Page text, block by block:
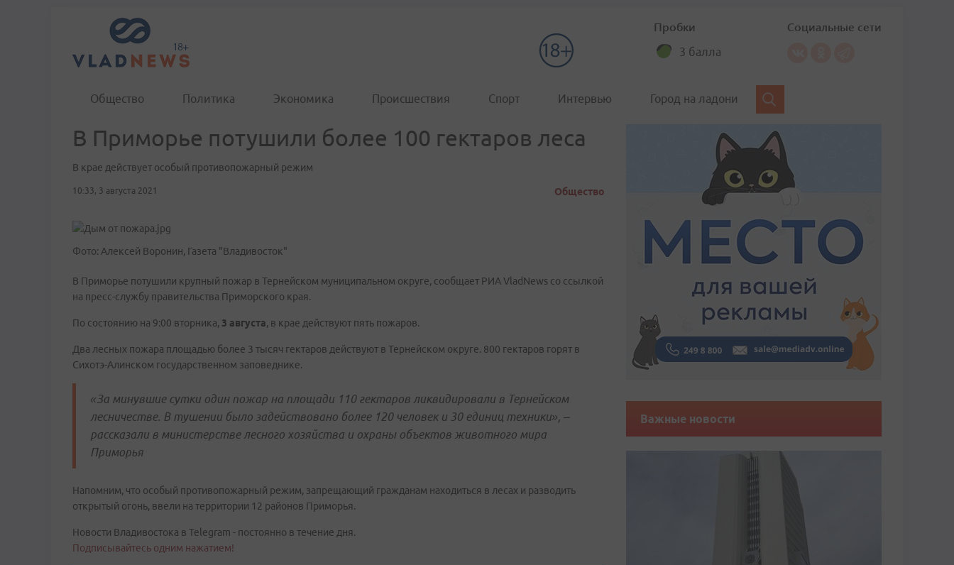
Пробки
3 балла
Социальные сети
Общество Политика Экономика Происшествия Спорт Интервью Город на ладони
В Приморье потушили более 100 гектаров леса
В крае действует особый противопожарный режим
10:33, 3 августа 2021 Общество
Фото: Алексей Воронин, Газета "Владивосток"
В Приморье потушили крупный пожар в Тернейском муниципальном округе, сообщает РИА VladNews со ссылкой
на пресс-службу правительства Приморского края.
По состоянию на 9:00 вторника, 3 августа, в крае действуют пять пожаров.
Два лесных пожара площадью более 3 тысяч гектаров действуют в Тернейском округе. 800 гектаров горят в
Сихотэ-Алинском государственном заповеднике.
«За минувшие сутки один пожар на площади 110 гектаров ликвидировали в Тернейском
лесничестве. В тушении было задействовано более 120 человек и 30 единиц техники», –
рассказали в министерстве лесного хозяйства и охраны объектов животного мира
Приморья
Напомним, что особый противопожарный режим, запрещающий гражданам находиться в лесах и разводить
открытый огонь, ввели на территории 12 районов Приморья.
Новости Владивостока в Telegram - постоянно в течение дня.
Подписывайтесь одним нажатием!
Важные новости